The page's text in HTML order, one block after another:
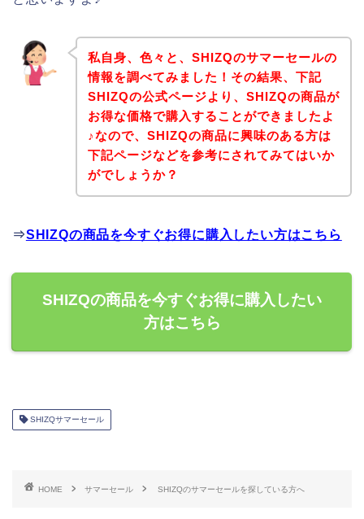
私自身、色々と、SHIZQのサマーセールの
情報を調べてみました！その結果、下記
SHIZQの公式ページより、SHIZQの商品が
お得な価格で購入することができましたよ
♪なので、SHIZQの商品に興味のある方は
下記ページなどを参考にされてみてはいか
がでしょうか？
⇒SHIZQの商品を今すぐお得に購入したい方はこちら
SHIZQの商品を今すぐお得に購入したい
方はこちら
SHIZQサマーセール
HOME サマーセール SHIZQのサマーセールを探している方へ